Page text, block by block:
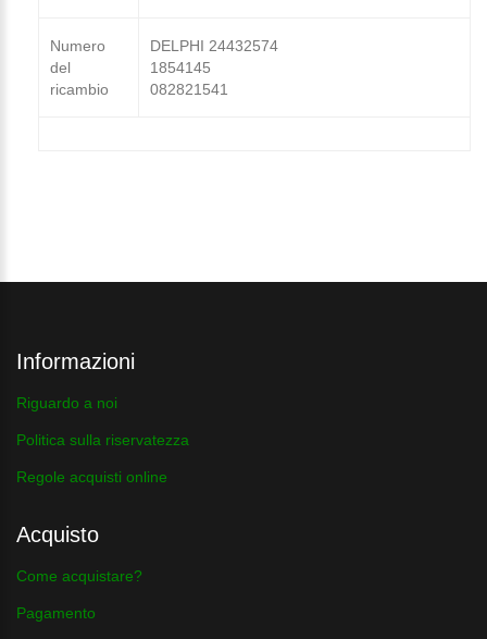
Numero
del
ricambio
DELPHI 24432574
1854145
082821541
Informazioni
Riguardo a noi
Politica sulla riservatezza
Regole acquisti online
Acquisto
Come acquistare?
Pagamento